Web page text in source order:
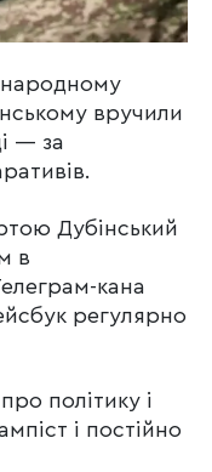
вручили
— за
Дубінський
в
кана
регулярно
політику і
і постійно